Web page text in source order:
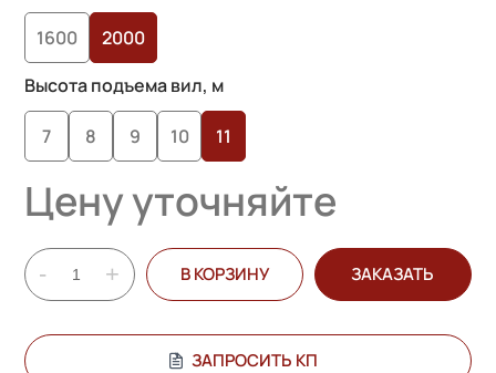
1600
2000
Высота подъема вил, м
7 8 9 10 11
Цену уточняйте
- + В КОРЗИНУ ЗАКАЗАТЬ
ЗАПРОСИТЬ КП